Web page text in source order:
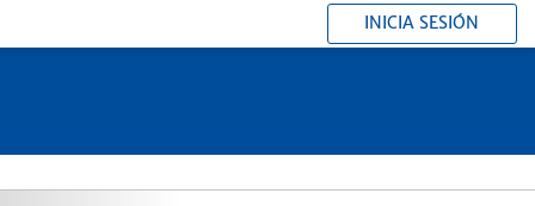
INICIA SESIÓN